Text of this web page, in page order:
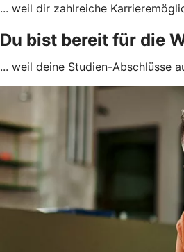
... weil dir zahlreiche
Du bist bereit für die
... weil deine Studien-Abschlüsse